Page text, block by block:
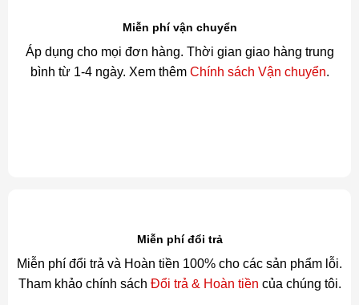
Miễn phí vận chuyển
Áp dụng cho mọi đơn hàng. Thời gian giao hàng trung
bình từ 1-4 ngày. Xem thêm Chính sách Vận chuyển.
Miễn phí đổi trả
Miễn phí đổi trả và Hoàn tiền 100% cho các sản phẩm lỗi.
Tham khảo chính sách Đổi trả & Hoàn tiền của chúng tôi.